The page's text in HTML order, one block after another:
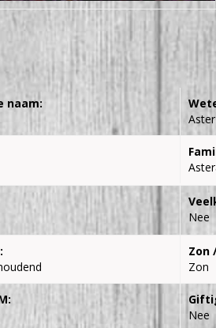
naam:
Nee
Zon
Zon
Nee